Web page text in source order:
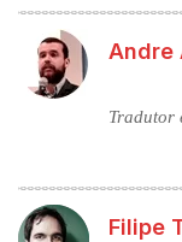
Andre
Tradutor
Filipe